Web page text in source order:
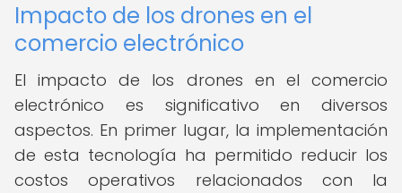
Impacto de los drones en el
comercio electrónico
El impacto de los drones en el comercio
electrónico es significativo en diversos
aspectos. En primer lugar, la implementación
de esta tecnología ha permitido reducir los
costos operativos relacionados con la